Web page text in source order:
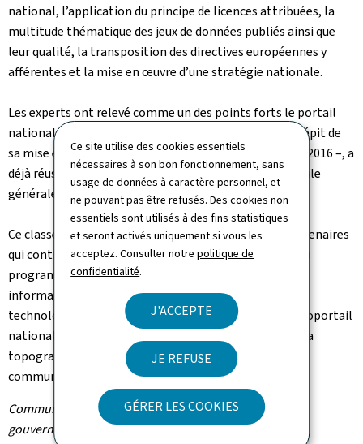
Ce site utilise des cookies essentiels
nécessaires à son bon fonctionnement, sans
usage de données à caractère personnel, et
ne pouvant pas être refusés. Des cookies non
essentiels sont utilisés à des fins statistiques
et seront activés uniquement si vous les
acceptez. Consulter notrepolitique de
confidentialité.
J'ACCEPTE
JE REFUSE
GÉRER LES COOKIES
national, l’application du principe de licences attribuées, la
multitude thématique des jeux de données publiés ainsi que
leur qualité, la transposition des directives européennes y
afférentes et la mise en œuvre d’une stratégie nationale.
Les experts ont relevé comme un des points forts le portail
national luxembourgeois
qui, en dépit de
sa mise en ligne encore récente – il n’a été lancé qu’en 2016 –, a
déjà réussi à s’imposer comme une plate-forme centrale
générale des données ouvertes pour le Grand-Duché.
Ce classement représente un succès pour tous les partenaires
qui contribuent activement à ce projet dans le cadre du
programme Digital Lëtzebuerg, à savoir le Service
information et presse du gouvernement, le Centre des
technologies de l’information de l’État, l’équipe du géoportail
national auprès de l’Administration du cadastre et de la
topographie ainsi que le Service des médias et des
communications.
Communiqué par le Service information et presse du
gouvernement